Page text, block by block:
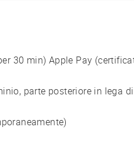
30 min) Apple Pay
parte posteriore in lega di